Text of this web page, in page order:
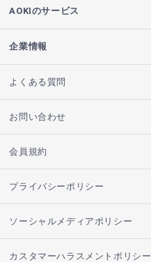
AOKIのサービス
企業情報
よくある質問
お問い合わせ
会員規約
プライバシーポリシー
ソーシャルメディアポリシー
カスタマーハラスメントポリシー